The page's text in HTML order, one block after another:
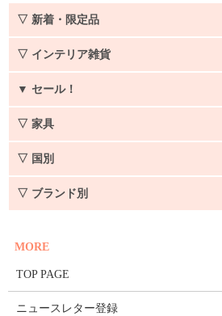
▽ 新着・限定品
▽ インテリア雑貨
▼ セール！
▽ 家具
▽ 国別
▽ ブランド別
MORE
TOP PAGE
ニュースレター登録